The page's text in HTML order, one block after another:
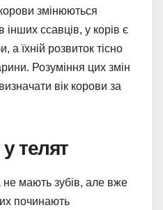
корови змінюються
інших ссавців, у корів є
а їхній розвиток тісно
Розуміння цих змін
вік корови за
телят
мають зубів, але вже
починають